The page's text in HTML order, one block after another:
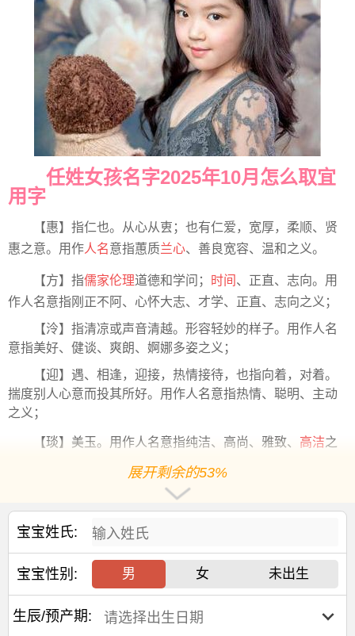
任姓女孩名字2025年10月怎么取宜
用字
【惠】指仁也。从心从叀；也有仁爱，宽厚，柔顺、贤
惠之意。用作人名意指蕙质兰心、善良宽容、温和之义。
【方】指儒家伦理道德和学问； 时间 、正直、志向。用
作人名意指刚正不阿、心怀大志、才学、正直、志向之义；
【泠】指清凉或声音清越。形容轻妙的样子。用作人名
意指美好、健谈、爽朗、婀娜多姿之义；
【迎】遇、相逢，迎接，热情接待，也指向着，对着。
揣度别人心意而投其所好。用作人名意指热情、聪明、主动
之义；
【琰】美玉。用作人名意指纯洁、高尚、雅致、 高洁之
任姓女孩名字2025年10月怎么取好
名字推荐
【娇涵】 【妙桐】 【心乐】 【予欣】
【园雯】 【君娣】 【嘉微】 【乔苒】
【书娴】 【冰莹】 【云涵】 【妍晞】
【宛依】 【恩雨】 【元雅】 【云昕】
展开剩余的53%
宝宝姓氏:
宝宝性别: 男 女 未出生
生辰/预产期: